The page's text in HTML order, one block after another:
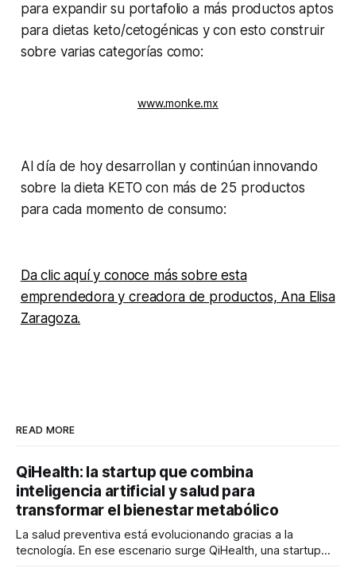
para expandir su portafolio a más productos aptos
para dietas keto/cetogénicas y con esto construir
sobre varias categorías como:
www.monke.mx
Al día de hoy desarrollan y continúan innovando
sobre la dieta KETO con más de 25 productos
para cada momento de consumo:
Da clic aquí y conoce más sobre esta
emprendedora y creadora de productos, Ana Elisa
Zaragoza.
READ MORE
QiHealth: la startup que combina
inteligencia artificial y salud para
transformar el bienestar metabólico
La salud preventiva está evolucionando gracias a la
tecnología. En ese escenario surge QiHealth, una startup